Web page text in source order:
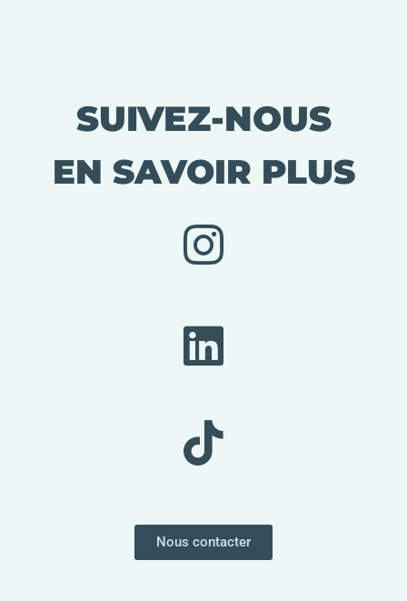
SUIVEZ-NOUS
EN SAVOIR PLUS
Nous contacter